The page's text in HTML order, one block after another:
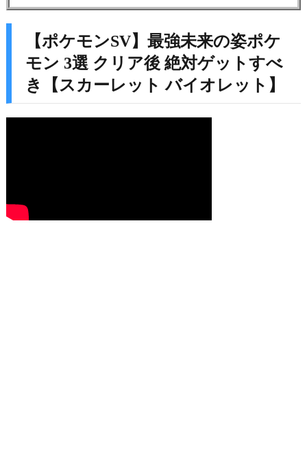
【ポケモンSV】最強未来の姿ポケ
モン 3選 クリア後 絶対ゲットすべ
き【スカーレット バイオレット】